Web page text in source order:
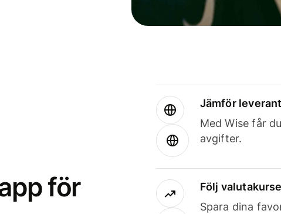
för
Jämför
Med Wise får
avgifter.
Följ
Spara dina